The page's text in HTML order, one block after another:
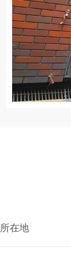
所在地